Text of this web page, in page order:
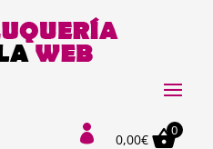
 0,00€
0